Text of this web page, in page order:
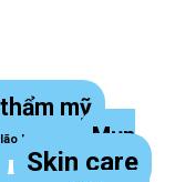
mỹ
lão hoá da
Mụn
Skin care